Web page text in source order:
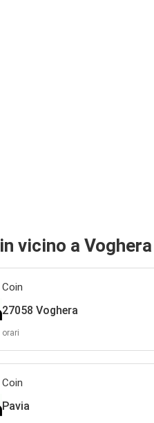
vicino a Voghera
Coin
27058 Voghera
orari
Coin
Pavia